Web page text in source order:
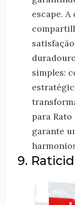
escape.
simples:
para
garante
9.